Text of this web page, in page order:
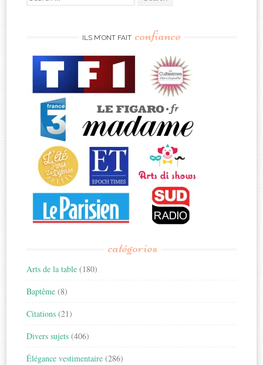
for:
ILS M’ONT FAIT confiance
catégories
Arts de la table (180)
Baptême (8)
Citations (21)
Divers sujets (406)
Élégance vestimentaire (286)